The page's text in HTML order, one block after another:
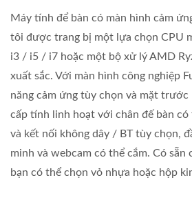
Máy tính để bàn có màn hình cảm
tôi được trang bị một lựa chọn CPU
i3 / i5 / i7 hoặc một bộ xử lý AMD
xuất sắc. Với màn hình công nghiệp
năng cảm ứng tùy chọn và mặt trước
cấp tính linh hoạt với chân đế bàn
và kết nối không dây / BT tùy chọn,
minh và webcam có thể cắm. Có sẵn
bạn có thể chọn vỏ nhựa hoặc hộp